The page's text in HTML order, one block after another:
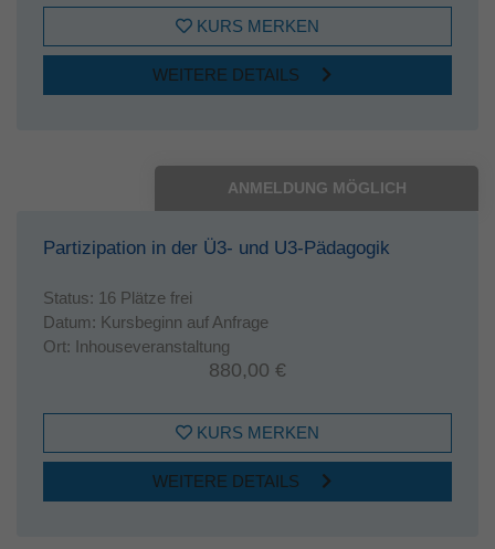
KURS MERKEN
WEITERE DETAILS
ANMELDUNG MÖGLICH
Partizipation in der Ü3- und U3-Pädagogik
Status: 16 Plätze frei
Datum: Kursbeginn auf Anfrage
Ort: Inhouseveranstaltung
880,00 €
KURS MERKEN
WEITERE DETAILS